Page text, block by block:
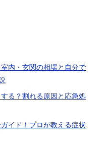
内・玄関の相場と自分で
る？割れる原因と応急処
イド！プロが教える症状